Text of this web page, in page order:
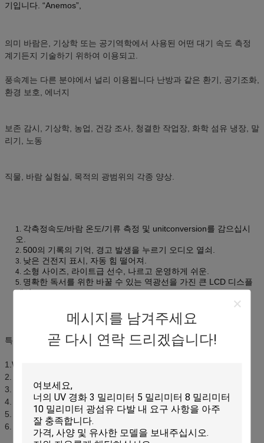
메시지를 남겨주세요
곧 다시 연락 드리겠습니다!
기입니다. “Anemos”,
의미 바람은, 기상학 또는 공기역학에서 사용된 어떤 대기 속도 측정
계기든지 기술하기 위하여 이용되고.
풍속계는 다른 분야에서 널리 이용됩니다 난방과 같은 환기, 공기조화,
환경 보호, 에너지
보존 감시, 기상학, 농업, 건강 조사, 청결한 작업장, 화학 섬유 냉장, 말
리기, 노동
직물, 바람 실험실, 목적의 광범위의 각종 양상.
1. 각측정속도/바람 온도/기류 측정 및 unitconversion를 감으십시
오.
2. 500의 기록의 기억, 경고 발생을 누르기 오디오 열쇠.
3. 낮은 건전지 표시, 자동 힘 떨어져.
4. 소형 사이즈, 라이트급 선수, 나르고 운영하게 쉬운.
5. 명확한 독서를 위한 바꿀 수 있는 역광선을 가진 큰 LCD 디스플
레이.
특징:
1.Wind 속도 & 온도 측정
2. 풍속 & 온도 측정 단위 선택권
3. 자료 파악
4. 최대/분/aVG/Cu 측정
5. LCD 뒤 빛
6. 자동차 파워를 끄